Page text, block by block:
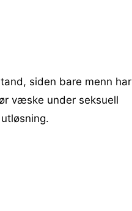
siden bare menn har
væske under seksuell